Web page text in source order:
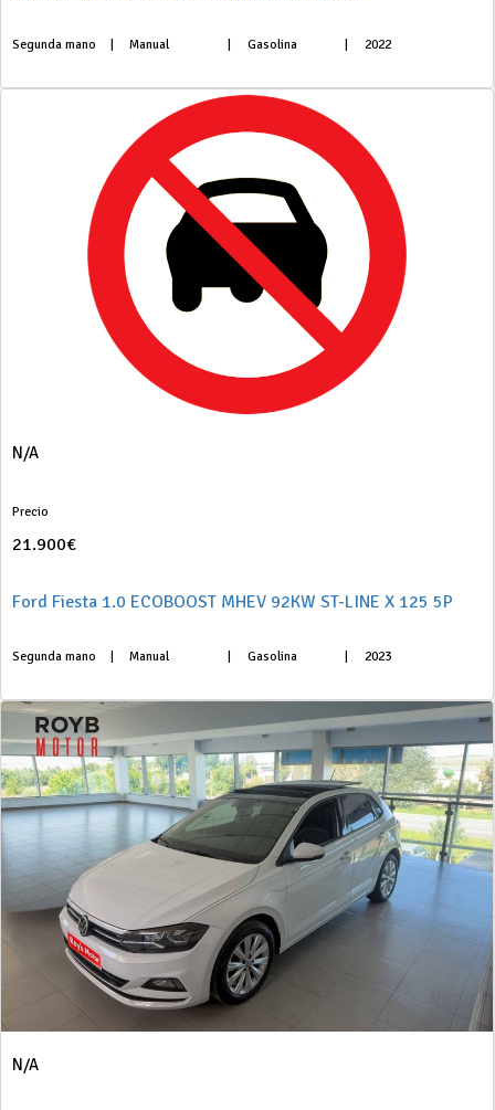
Segunda mano Manual Gasolina 2022
N/A
Precio
21.900€
Ford Fiesta 1.0 ECOBOOST MHEV 92KW ST-LINE X 125 5P
Segunda mano Manual Gasolina 2023
N/A